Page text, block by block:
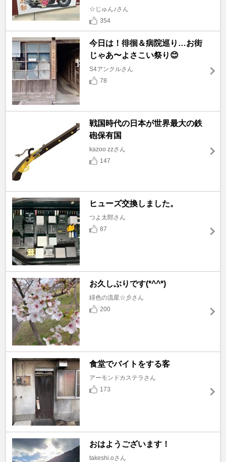
☆じゅん♪さん
354
今日は！徘徊＆病院巡り…お街
じゃあ〜よさこい祭り😊
S4アンクルさん
78
戦国時代の日本が世界最大の鉄
砲保有国
kazoo zzさん
147
ヒューズ交換しました。
つよ太郎さん
87
お久しぶりです(*^^*)
緋色の流星☆彡さん
200
食堂でバイトをする客
アーモンドカステラさん
173
おはようございます！
takeshi.oさん